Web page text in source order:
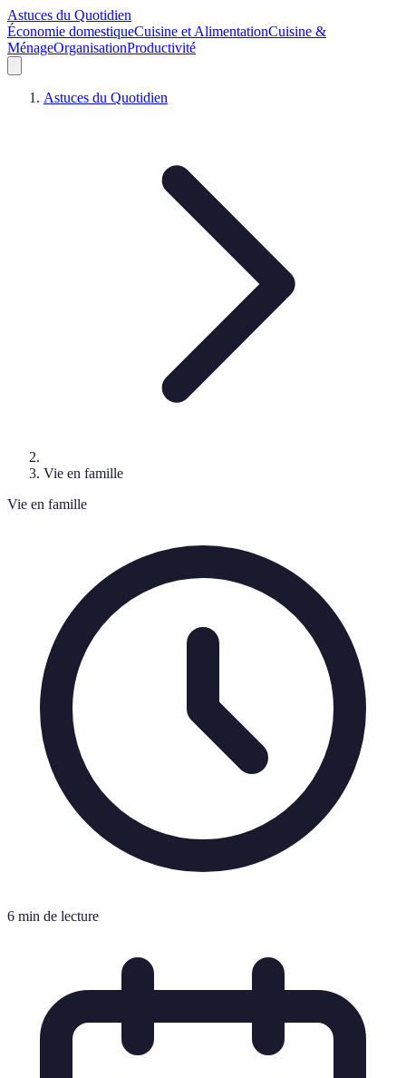
Astuces du Quotidien
Économie domestiqueCuisine et AlimentationCuisine &
MénageOrganisationProductivité
Astuces du Quotidien
Vie en famille
Vie en famille
6 min de lecture